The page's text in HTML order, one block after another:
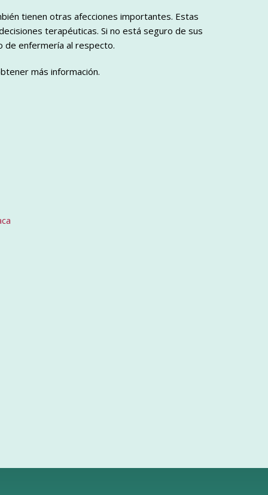
tienen otras afecciones importantes. Estas
terapéuticas. Si no está seguro de sus
de enfermería al respecto.
más información.